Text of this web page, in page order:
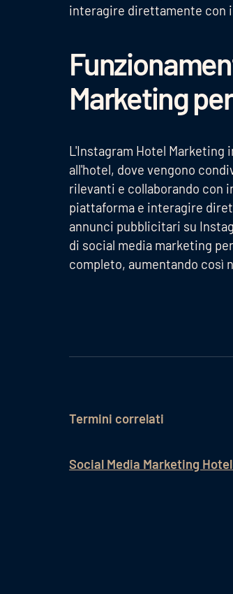
interagire direttamente con
Marketing
L'Instagram Hotel Marketing
all'hotel, dove vengono
rilevanti e collaborando con
piattaforma e interagire
annunci pubblicitari su
di social media marketing
completo, aumentando così
Termini correlati
Social Media Marketing Hotel